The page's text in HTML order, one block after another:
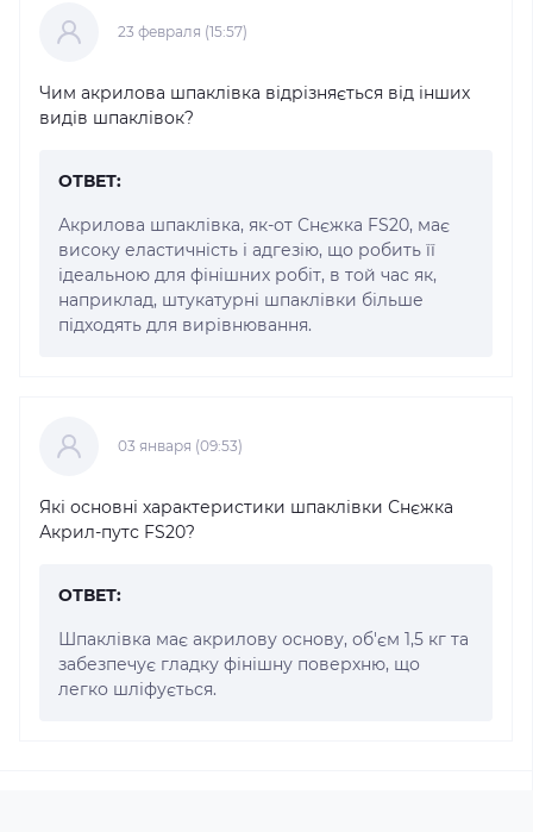
23 февраля (15:57)
Чим акрилова шпаклівка відрізняється від інших
видів шпаклівок?
ОТВЕТ:
Акрилова шпаклівка, як-от Снєжка FS20, має
високу еластичність і адгезію, що робить її
ідеальною для фінішних робіт, в той час як,
наприклад, штукатурні шпаклівки більше
підходять для вирівнювання.
03 января (09:53)
Які основні характеристики шпаклівки Снєжка
Акрил-путс FS20?
ОТВЕТ:
Шпаклівка має акрилову основу, об'єм 1,5 кг та
забезпечує гладку фінішну поверхню, що
легко шліфується.